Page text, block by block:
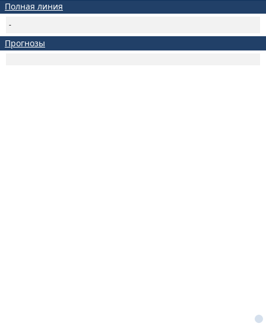
Полная линия
-
Прогнозы